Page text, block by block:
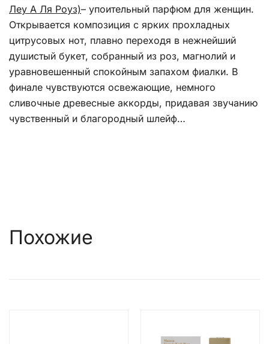
Леу А Ля Роуз)– упоительный парфюм для женщин.
Открывается композиция с ярких прохладных
цитрусовых нот, плавно переходя в нежнейший
душистый букет, собранный из роз, магнолий и
уравновешенный спокойным запахом фиалки. В
финале чувствуются освежающие, немного
сливочные древесные аккорды, придавая звучанию
чувственный и благородный шлейф…
Похожие